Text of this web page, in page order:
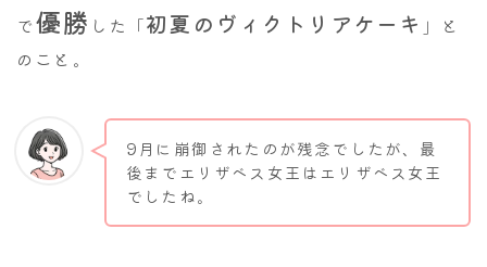
で優勝 した「初夏のヴィクトリアケーキ 」と
のこと。
9月に崩御されたのが残念でしたが、最
後までエリザベス女王はエリザベス女王
でしたね。